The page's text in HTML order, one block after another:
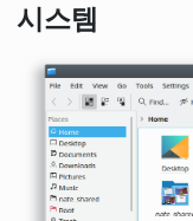
시스템